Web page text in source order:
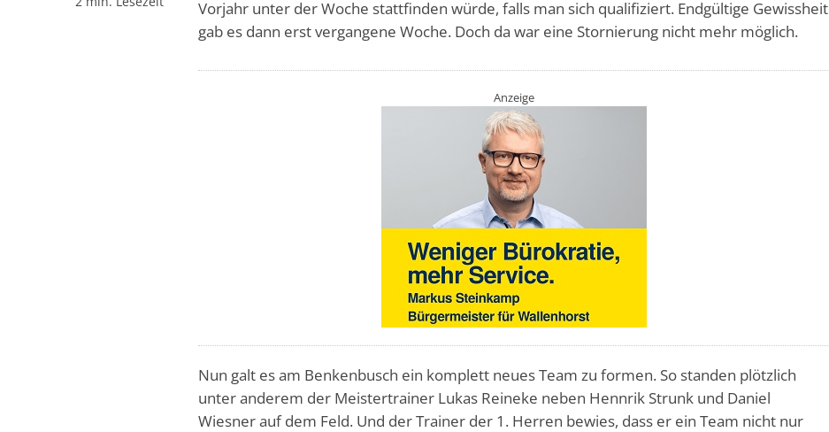
Vorjahr unter der Woche stattfinden würde, falls man sich qualifiziert. Endgültige Gewissheit
gab es dann erst vergangene Woche. Doch da war eine Stornierung nicht mehr möglich.
Anzeige
Nun galt es am Benkenbusch ein komplett neues Team zu formen. So standen plötzlich
unter anderem der Meistertrainer Lukas Reineke neben Hennrik Strunk und Daniel
Wiesner auf dem Feld. Und der Trainer der 1. Herren bewies, dass er ein Team nicht nur